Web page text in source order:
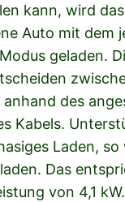
kann, wird das
Auto mit dem
geladen.
des
Kabels.
Laden, so
Das
von 4,1